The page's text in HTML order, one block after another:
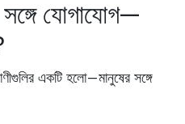
যোগাযোগ—
একটি হলো—মানুষের সঙ্গে